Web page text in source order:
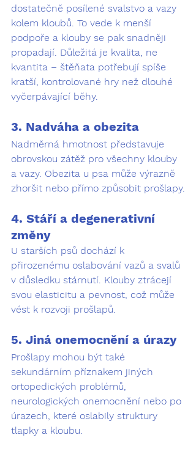
dostatečně posílené svalstvo a vazy
kolem kloubů. To vede k menší
podpoře a klouby se pak snadněji
propadají. Důležitá je kvalita, ne
kvantita – štěňata potřebují spíše
kratší, kontrolované hry než dlouhé
vyčerpávající běhy.
3. Nadváha a obezita
Nadměrná hmotnost představuje
obrovskou zátěž pro všechny klouby
a vazy. Obezita u psa může výrazně
zhoršit nebo přímo způsobit prošlapy.
4. Stáří a degenerativní
změny
U starších psů dochází k
přirozenému oslabování vazů a svalů
v důsledku stárnutí. Klouby ztrácejí
svou elasticitu a pevnost, což může
vést k rozvoji prošlapů.
5. Jiná onemocnění a úrazy
Prošlapy mohou být také
sekundárním příznakem jiných
ortopedických problémů,
neurologických onemocnění nebo po
úrazech, které oslabily struktury
tlapky a kloubu.